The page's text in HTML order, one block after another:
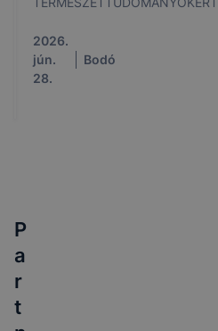
2026.
jún.
28.
Bodó
P
a
r
t